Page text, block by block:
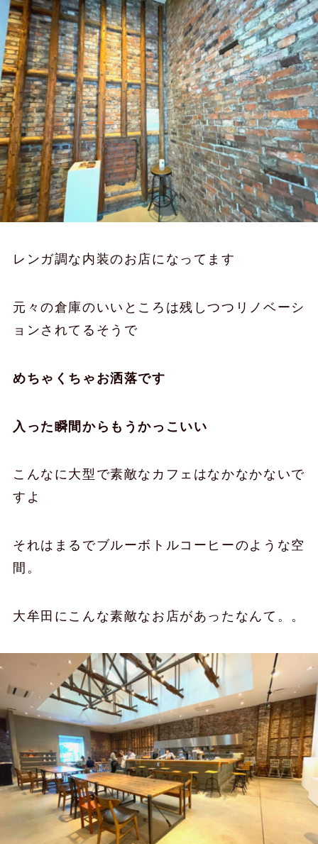
レンガ調な内装のお店になってます
元々の倉庫のいいところは残しつつリノベーシ
ョンされてるそうで
めちゃくちゃお洒落です
入った瞬間からもうかっこいい
こんなに大型で素敵なカフェはなかなかないで
すよ
それはまるでブルーボトルコーヒーのような空
間。
大牟田にこんな素敵なお店があったなんて。。